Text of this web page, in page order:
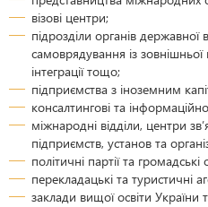
візові центри;
підрозділи органів державної
самоврядування із зовнішньої
інтеграції тощо;
підприємства з іноземним
консалтингові та
міжнародні відділи, центри
підприємств, установ та
політичні партії та громадські
перекладацькі та туристичні
заклади вищої освіти України